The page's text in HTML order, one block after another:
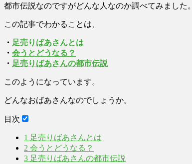
都市伝説なのですがどんな人なのか調べてみました。
この記事でわかることは、
・ 足売りばあさんとは
・ 会うとどうなる？
・ 足売りばあさんの都市伝説
このようになっています。
どんなおばあさんなのでしょうか。
目次
1 足売りばあさんとは
2 会うとどうなる？
3 足売りばあさんの都市伝説